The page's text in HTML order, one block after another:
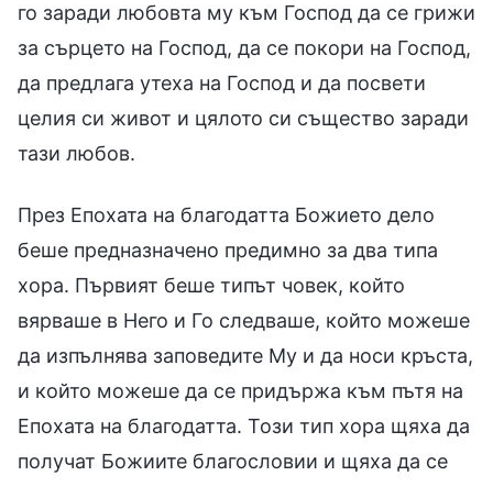
го заради любовта му към Господ да се грижи
за сърцето на Господ, да се покори на Господ,
да предлага утеха на Господ и да посвети
целия си живот и цялото си същество заради
тази любов.
През Епохата на благодатта Божието дело
беше предназначено предимно за два типа
хора. Първият беше типът човек, който
вярваше в Него и Го следваше, който можеше
да изпълнява заповедите Му и да носи кръста,
и който можеше да се придържа към пътя на
Епохата на благодатта. Този тип хора щяха да
получат Божиите благословии и щяха да се